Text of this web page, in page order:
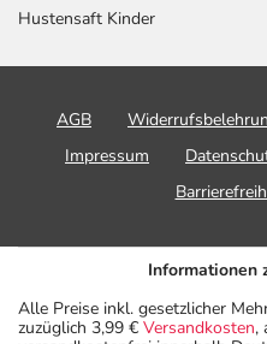
Hustensaft Kinder
AGB
Impressum
Informationen
Alle Preise inkl. gesetzlicher
zuzüglich 3,99 € Versandkosten,